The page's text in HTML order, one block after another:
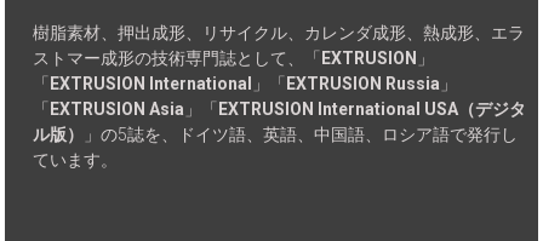
樹脂素材、押出成形、リサイクル、カレンダ成形、熱成形、エラ
ストマー成形の技術専門誌として、「 EXTRUSION 」
「 EXTRUSION International 」「 EXTRUSION Russia 」
「 EXTRUSION Asia 」「 EXTRUSION International USA（デジタ
ル版）
」の5誌を、ドイツ語、英語、中国語、ロシア語で発行し
ています。